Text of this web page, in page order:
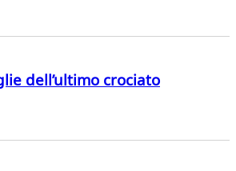
dell’ultimo crociato